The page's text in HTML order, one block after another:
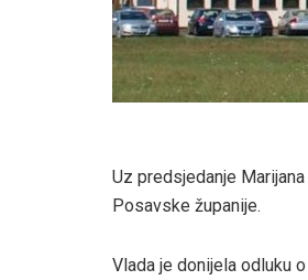
Uz predsjedanje
Posavske županije.
Vlada je donijela odluku